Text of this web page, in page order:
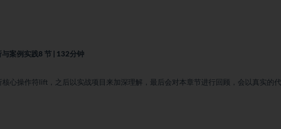
案例实践 8 节 | 132分钟
核心操作符lift，之后以实战项目来加深理解，最后会对本章节进行回顾，会以真实的